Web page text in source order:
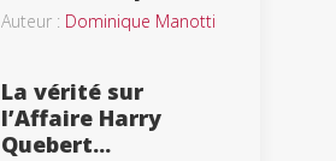
Auteur : Dominique Manotti
La vérité sur
l’Affaire Harry
Quebert...